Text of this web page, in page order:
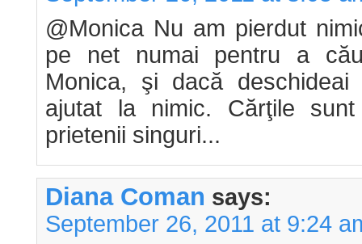
@Monica Nu am pierdut
pe net numai pentru a
Monica, şi dacă
ajutat la nimic. Cărţile
prietenii singuri...
Diana Coman says:
September 26, 2011 at 9:24